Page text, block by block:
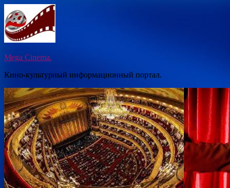
Перейти
к
содержимому
Mega Cinema.
Кино-культурный информационный портал.